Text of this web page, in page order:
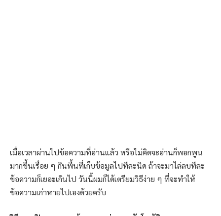
เมื่อเวลาผ่านไปข้อความที่อ่านแล้ว หรือไม่คิดจะอ่านก็พอกพูน
มากขึ้นเรื่อย ๆ กินพื้นที่เก็บข้อมูลไปทีละนิด ถ้าจะมาไล่ลบทีละ
ข้อความก็เยอะเกินไป วันนี้ผมก็ได้เตรียมวิธีง่าย ๆ ที่จะทำให้
ข้อความเก่าหายไปเองด้วยครับ